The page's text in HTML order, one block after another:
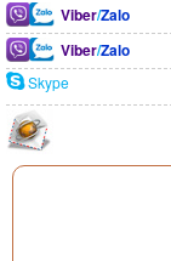
Viber/Zalo
Viber/Zalo
Skype